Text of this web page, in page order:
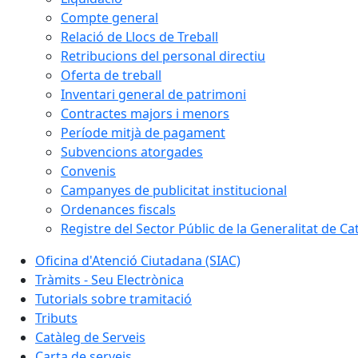
Compte general
Relació de Llocs de Treball
Retribucions del personal directiu
Oferta de treball
Inventari general de patrimoni
Contractes majors i menors
Període mitjà de pagament
Subvencions atorgades
Convenis
Campanyes de publicitat institucional
Ordenances fiscals
Registre del Sector Públic de la Generalitat de
Oficina d'Atenció Ciutadana (SIAC)
Tràmits - Seu Electrònica
Tutorials sobre tramitació
Tributs
Catàleg de Serveis